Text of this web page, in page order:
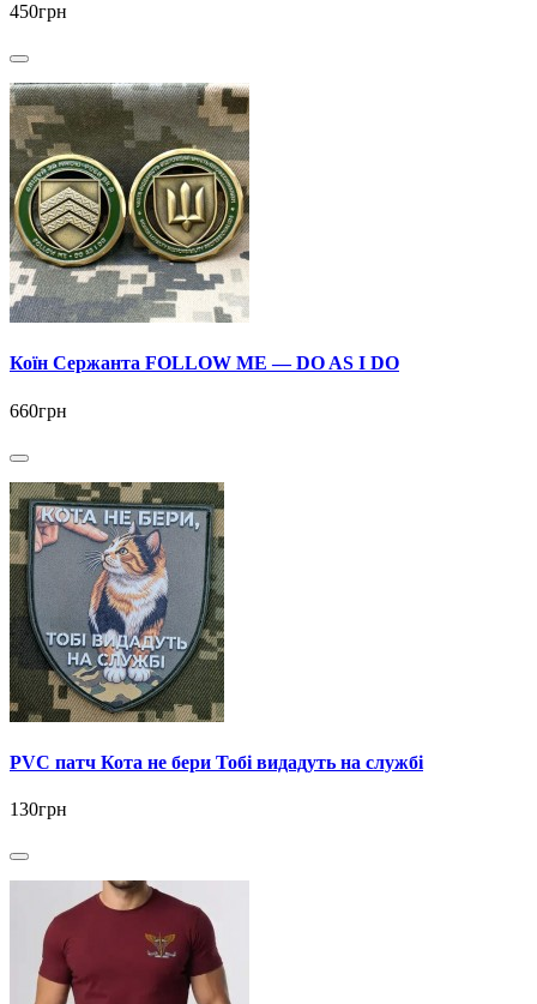
450грн
Коїн Сержанта FOLLOW ME — DO AS I DO
660грн
PVC патч Кота не бери Тобі видадуть на службі
130грн